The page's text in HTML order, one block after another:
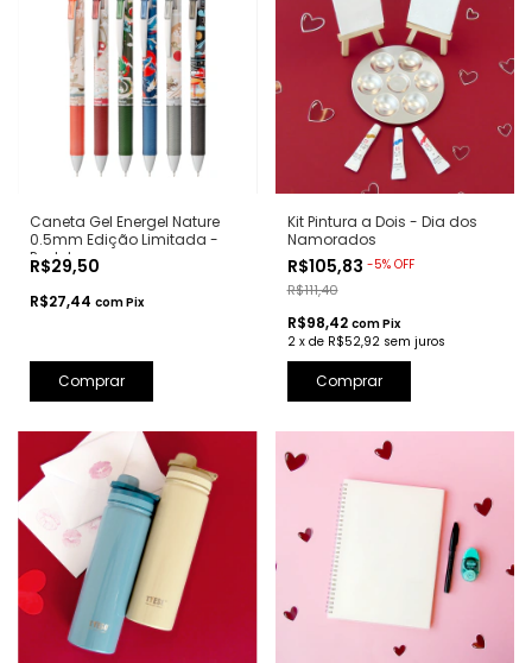
Caneta Gel Energel Nature
0.5mm Edição Limitada -
Pentel
R$29,50
R$27,44 comPix
Comprar
Kit Pintura a Dois - Dia dos
Namorados
R$105,83 -5% OFF
R$111,40
R$98,42 comPix
2 x de R$52,92 sem juros
Comprar